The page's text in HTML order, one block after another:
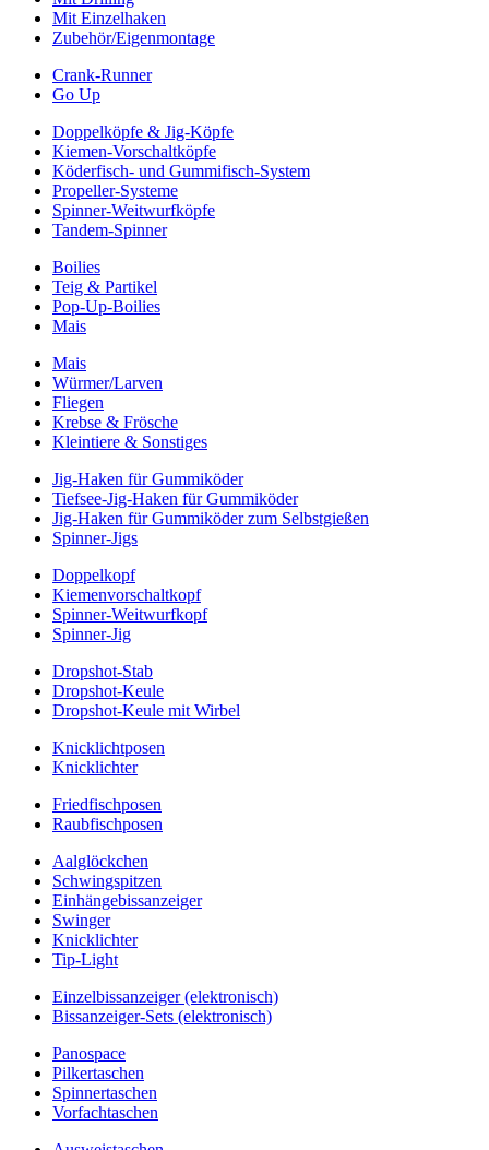
Mit Einzelhaken
Zubehör/Eigenmontage
Crank-Runner
Go Up
Doppelköpfe & Jig-Köpfe
Kiemen-Vorschaltköpfe
Köderfisch- und Gummifisch-System
Propeller-Systeme
Spinner-Weitwurfköpfe
Tandem-Spinner
Boilies
Teig & Partikel
Pop-Up-Boilies
Mais
Mais
Würmer/Larven
Fliegen
Krebse & Frösche
Kleintiere & Sonstiges
Jig-Haken für Gummiköder
Tiefsee-Jig-Haken für Gummiköder
Jig-Haken für Gummiköder zum Selbstgießen
Spinner-Jigs
Doppelkopf
Kiemenvorschaltkopf
Spinner-Weitwurfkopf
Spinner-Jig
Dropshot-Stab
Dropshot-Keule
Dropshot-Keule mit Wirbel
Knicklichtposen
Knicklichter
Friedfischposen
Raubfischposen
Aalglöckchen
Schwingspitzen
Einhängebissanzeiger
Swinger
Knicklichter
Tip-Light
Einzelbissanzeiger (elektronisch)
Bissanzeiger-Sets (elektronisch)
Panospace
Pilkertaschen
Spinnertaschen
Vorfachtaschen